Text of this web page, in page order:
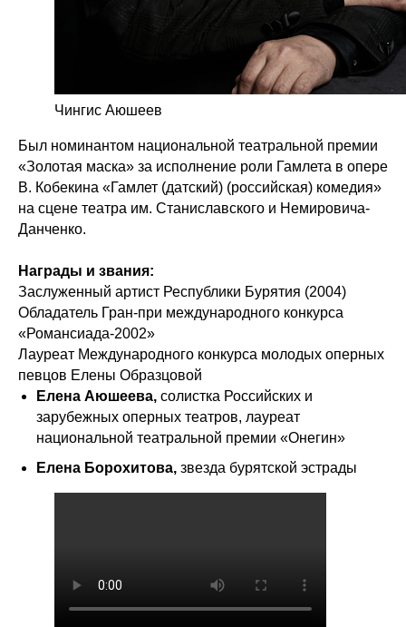
Чингис Аюшеев
Был номинантом национальной театральной премии
«Золотая маска» за исполнение роли Гамлета в опере
В. Кобекина «Гамлет (датский) (российская) комедия»
на сцене театра им. Станиславского и Немировича-
Данченко.
Награды и звания:
Заслуженный артист Республики Бурятия (2004)
Обладатель Гран-при международного конкурса
«Романсиада-2002»
Лауреат Международного конкурса молодых оперных
певцов Елены Образцовой
Елена Аюшеева, солистка Российских и
зарубежных оперных театров, лауреат
национальной театральной премии «Онегин»
Елена Борохитова, звезда бурятской эстрады